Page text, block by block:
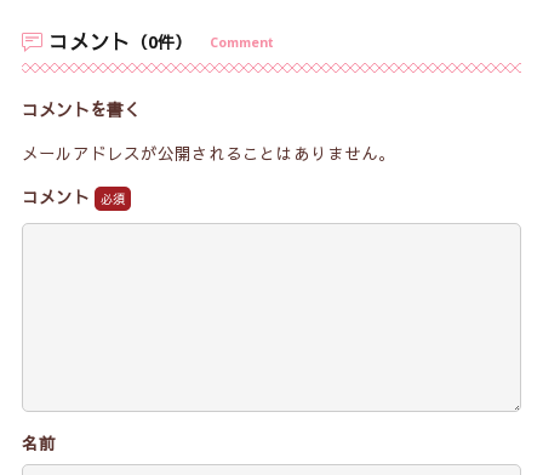
コメント （0件） Comment
コメントを書く
メールアドレスが公開されることはありません。
コメント
名前